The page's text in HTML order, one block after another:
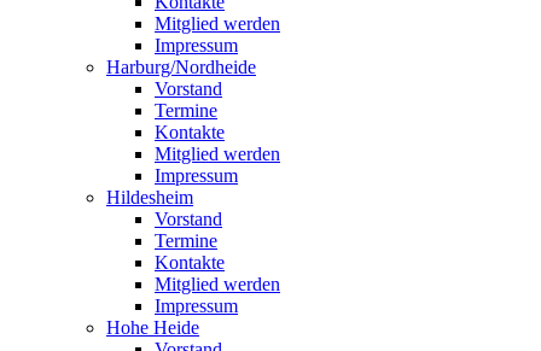
Mitglied werden
Impressum
Harburg/Nordheide
Vorstand
Termine
Kontakte
Mitglied werden
Impressum
Hildesheim
Vorstand
Termine
Kontakte
Mitglied werden
Impressum
Hohe Heide